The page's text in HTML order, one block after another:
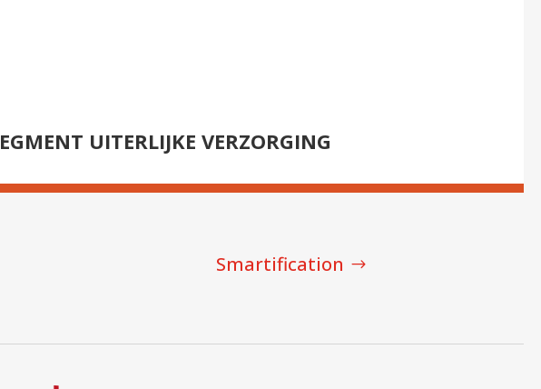
UITERLIJKE VERZORGING
Smartification